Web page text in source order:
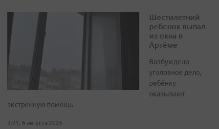
Шестилетний
ребенок выпал
из окна в
Артёме
Возбуждено
уголовное дело,
ребёнку
оказывают
экстренную помощь
9:21, 6 августа 2026